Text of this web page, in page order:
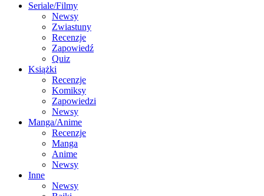
Seriale/Filmy
Newsy
Zwiastuny
Recenzje
Zapowiedź
Quiz
Książki
Recenzje
Komiksy
Zapowiedzi
Newsy
Manga/Anime
Recenzje
Manga
Anime
Newsy
Inne
Newsy